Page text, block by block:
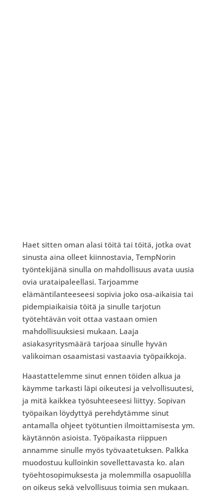
Haet sitten oman alasi töitä tai töitä, jotka ovat
sinusta aina olleet kiinnostavia, TempNorin
työntekijänä sinulla on mahdollisuus avata uusia
ovia urataipaleellasi. Tarjoamme
elämäntilanteeseesi sopivia joko osa-aikaisia tai
pidempiaikaisia töitä ja sinulle tarjotun
työtehtävän voit ottaa vastaan omien
mahdollisuuksiesi mukaan. Laaja
asiakasyritysmäärä tarjoaa sinulle hyvän
valikoiman osaamistasi vastaavia työpaikkoja.
Haastattelemme sinut ennen töiden alkua ja
käymme tarkasti läpi oikeutesi ja velvollisuutesi,
ja mitä kaikkea työsuhteeseesi liittyy. Sopivan
työpaikan löydyttyä perehdytämme sinut
antamalla ohjeet työtuntien ilmoittamisesta ym.
käytännön asioista. Työpaikasta riippuen
annamme sinulle myös työvaatetuksen. Palkka
muodostuu kulloinkin sovellettavasta ko. alan
työehtosopimuksesta ja molemmilla osapuolilla
on oikeus sekä velvollisuus toimia sen mukaan.